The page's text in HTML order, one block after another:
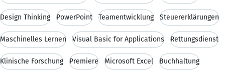
Design Thinking PowerPoint Teamentwicklung Steuererklärungen
Maschinelles Lernen Visual Basic for Applications Rettungsdienst
Klinische Forschung Premiere Microsoft Excel Buchhaltung